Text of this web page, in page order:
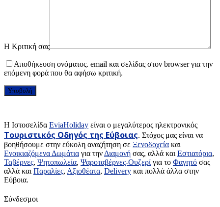
Η Κριτική σας
Αποθήκευση ονόματος. email και σελίδας στον browser για την
επόμενη φορά που θα αφήσω κριτική.
H Ιστοσελίδα EviaHoliday είναι ο μεγαλύτερος ηλεκτρονικός
Τουριστικός Οδηγός της Εύβοιας. Στόχος μας είναι να
βοηθήσουμε στην εύκολη αναζήτηση σε Ξενοδοχεία και
Ενοικιαζόμενα Δωμάτια για την Διαμονή σας, αλλά και Εστιατόρια,
Ταβέρνες, Ψητοπωλεία, Ψαροταβέρνες-Ουζερί για το Φαγητό σας
αλλά και Παραλίες, Αξιοθέατα, Delivery και πολλά άλλα στην
Εύβοια.
Σύνδεσμοι